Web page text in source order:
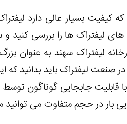
که کیفیت بسیار عالی دارد
لیفتراک ها را بررسی کنید
لیفتراک سهند به عنوان
صنعت لیفتراک باید بدانید که
قابلیت جابجایی گوناگون
بار در حجم متفاوت می توانید